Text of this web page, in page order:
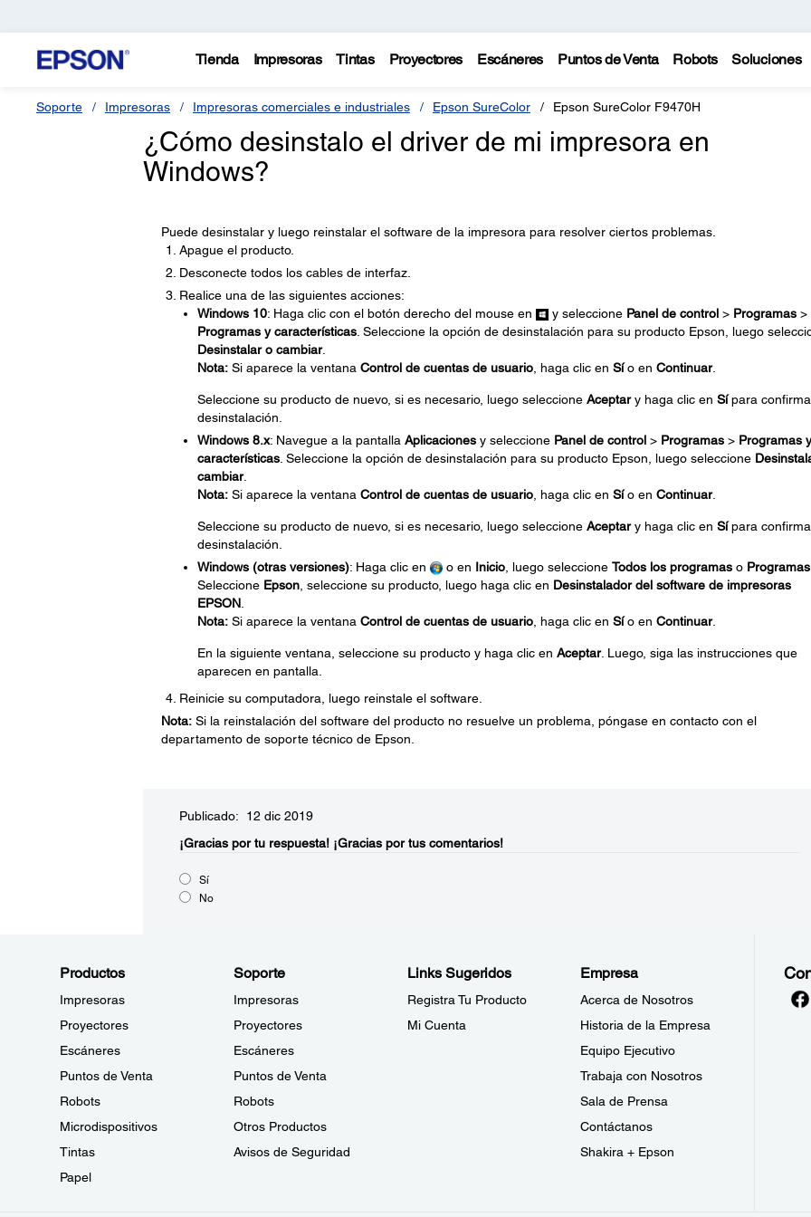
Tienda Impresoras Tintas Proyectores Escáneres Puntos de Venta Robots Soluciones
Soporte Impresoras Impresoras comerciales e industriales Epson SureColor Epson SureColor F9470H
¿Cómo desinstalo el driver de mi impresora en
Windows?
Puede desinstalar y luego reinstalar el software de la impresora para resolver ciertos problemas.
Apague el producto.
Desconecte todos los cables de interfaz.
Realice una de las siguientes acciones:
Windows 10: Haga clic con el botón derecho del mouse en y seleccione Panel de control> Programas>
Programas y características. Seleccione la opción de desinstalación para su producto Epson, luego
Desinstalar o cambiar.
Nota:Si aparece la ventana Control de cuentas de usuario, haga clic en Sío en Continuar.
Seleccione su producto de nuevo, si es necesario, luego seleccione Aceptary haga clic en Sípara
desinstalación.
Windows 8.x: Navegue a la pantalla Aplicacionesy seleccione Panel de control> Programas> Programas y
características. Seleccione la opción de desinstalación para su producto Epson, luego seleccione
cambiar.
Nota:Si aparece la ventana Control de cuentas de usuario, haga clic en Sío en Continuar.
Seleccione su producto de nuevo, si es necesario, luego seleccione Aceptary haga clic en Sípara
desinstalación.
Windows (otras versiones): Haga clic en o en Inicio, luego seleccione Todos los programaso Programas.
Seleccione Epson, seleccione su producto, luego haga clic en Desinstalador del software de impresoras
EPSON.
Nota:Si aparece la ventana Control de cuentas de usuario, haga clic en Sío en Continuar.
En la siguiente ventana, seleccione su producto y haga clic en Aceptar. Luego, siga las instrucciones que
aparecen en pantalla.
Reinicie su computadora, luego reinstale el software.
Nota:Si la reinstalación del software del producto no resuelve un problema, póngase en contacto con el
departamento de soporte técnico de Epson.
Publicado: 12 dic 2019
¡Gracias por tu respuesta! ¡Gracias por tus comentarios!
Sí
No
Productos
Impresoras
Proyectores
Escáneres
Puntos de Venta
Robots
Microdispositivos
Tintas
Papel
Soporte
Impresoras
Proyectores
Escáneres
Puntos de Venta
Robots
Otros Productos
Avisos de Seguridad
Links Sugeridos
Registra Tu Producto
Mi Cuenta
Empresa
Acerca de Nosotros
Historia de la Empresa
Equipo Ejecutivo
Trabaja con Nosotros
Sala de Prensa
Contáctanos
Shakira + Epson